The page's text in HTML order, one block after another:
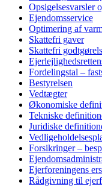
Opsigelsesvarsler
Ejendomsservice
Optimering af
Skattefri gaver
Skattefri
Fordelingstal –
Bestyrelsen
Vedtægter
Økonomiske
Tekniske
Juridiske
Forsikringer –
Ejerforeningens
Rådgivning til